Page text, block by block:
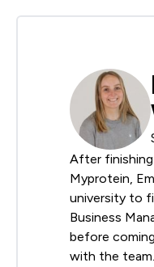
After
Myprotein,
university to
Business
before
with the